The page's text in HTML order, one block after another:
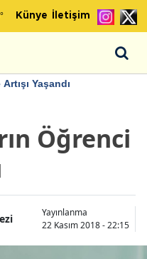
° Künye İletişim
Yaşandı
Öğrenci
Yayınlanma
22 Kasım 2018 - 22:15